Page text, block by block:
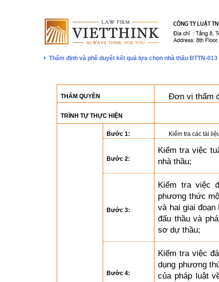
Thẩm định và phê duyệt kết quả lựa chọn nhà thầu ĐTTN-013
THẨM QUYỀN Đơn vị thẩm
TRÌNH TỰ THỰC HIỆN
Bước 1: Kiểm tra các tài
Bước 2:
Kiểm tra việc
nhà thầu;
Bước 3:
Kiểm tra việc
phương thức
và hai giai
đấu thầu và
sơ dự thầu;
Bước 4:
Kiểm tra việc
dụng phương
của pháp luật